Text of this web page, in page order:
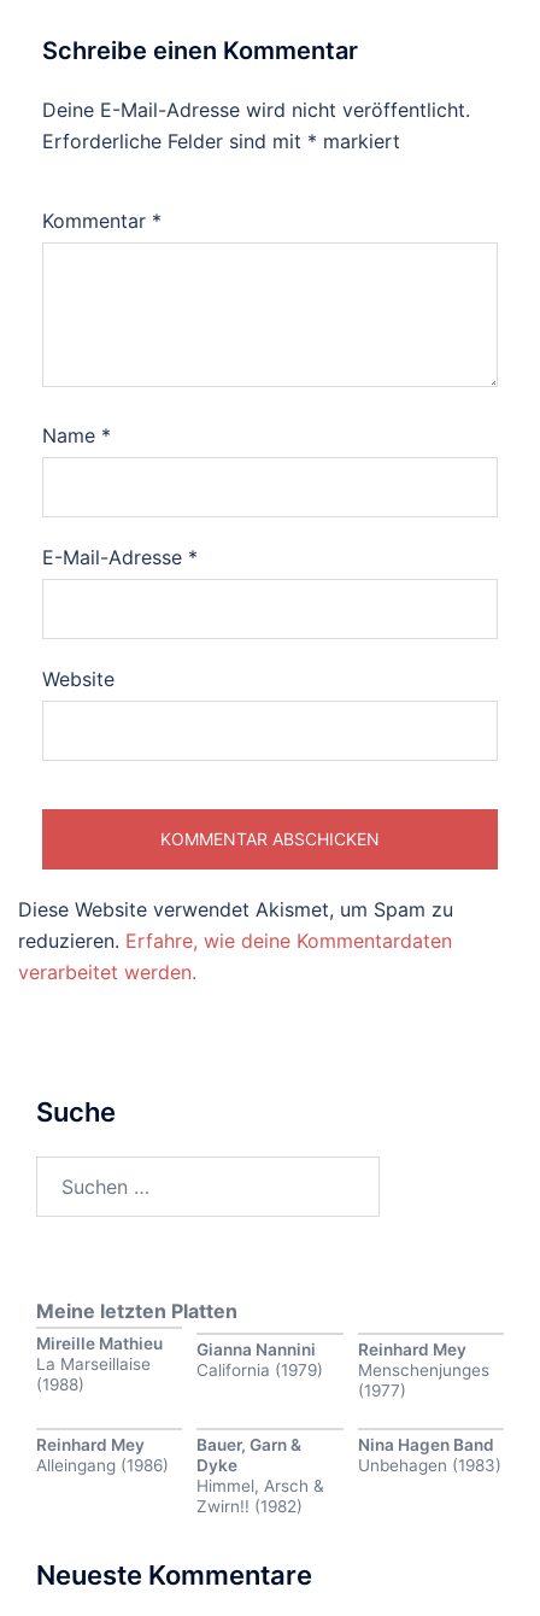
Schreibe einen Kommentar
Deine E-Mail-Adresse wird nicht veröffentlicht.
Erforderliche Felder sind mit * markiert
Kommentar *
Name *
E-Mail-Adresse *
Website
Diese Website verwendet Akismet, um Spam zu
reduzieren. Erfahre, wie deine Kommentardaten
verarbeitet werden.
Suche
nach:
Meine letzten Platten
Mireille Mathieu
La Marseillaise
(1988)
Gianna Nannini
California (1979)
Reinhard Mey
Menschenjunges
(1977)
Reinhard Mey
Alleingang (1986)
Bauer, Garn &
Dyke
Himmel, Arsch &
Zwirn!! (1982)
Nina Hagen Band
Unbehagen (1983)
Neueste Kommentare